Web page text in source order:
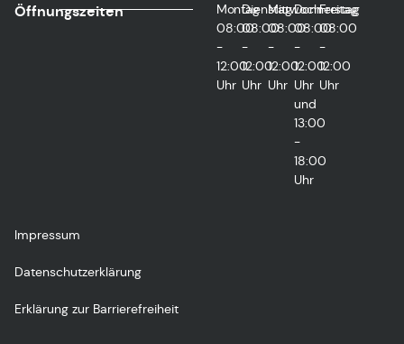
Öffnungszeiten
Montag
08:00
-
12:00
Uhr
Dienstag
08:00
-
12:00
Uhr
Mittwoch
08:00
-
12:00
Uhr
Donnerstag
08:00
-
12:00
Uhr
und
13:00
-
18:00
Uhr
Freitag
08:00
-
12:00
Uhr
Impressum
Datenschutzerklärung
Erklärung zur Barrierefreiheit